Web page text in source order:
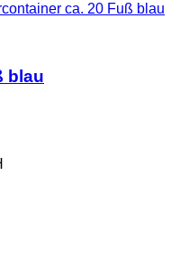
ca. 20 Fuß blau
blau